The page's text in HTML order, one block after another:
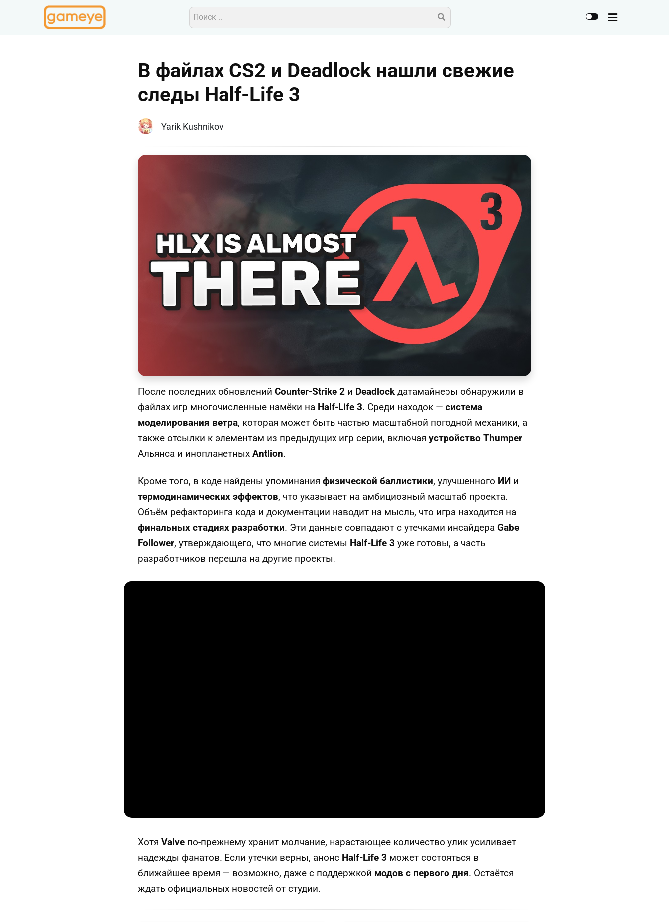
В файлах CS2 и Deadlock нашли свежие
следы Half-Life 3
Yarik Kushnikov
После последних обновлений Counter-Strike 2 и Deadlock датамайнеры обнаружили в
файлах игр многочисленные намёки на Half-Life 3. Среди находок — система
моделирования ветра, которая может быть частью масштабной погодной механики, а
также отсылки к элементам из предыдущих игр серии, включая устройство Thumper
Альянса и инопланетных Antlion.
Кроме того, в коде найдены упоминания физической баллистики, улучшенного ИИ и
термодинамических эффектов, что указывает на амбициозный масштаб проекта.
Объём рефакторинга кода и документации наводит на мысль, что игра находится на
финальных стадиях разработки. Эти данные совпадают с утечками инсайдера Gabe
Follower, утверждающего, что многие системы Half-Life 3 уже готовы, а часть
разработчиков перешла на другие проекты.
Хотя Valve по-прежнему хранит молчание, нарастающее количество улик усиливает
надежды фанатов. Если утечки верны, анонс Half-Life 3 может состояться в
ближайшее время — возможно, даже с поддержкой модов с первого дня. Остаётся
ждать официальных новостей от студии.